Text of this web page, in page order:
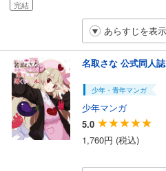
完結
あらすじを表
名取さな 公式同人
少年・青年マンガ
少年マンガ
5.0
1,760円 (税込)